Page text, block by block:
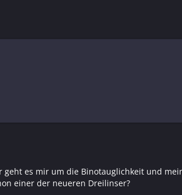
es mir um die Binotauglichkeit und
einer der neueren Dreilinser?